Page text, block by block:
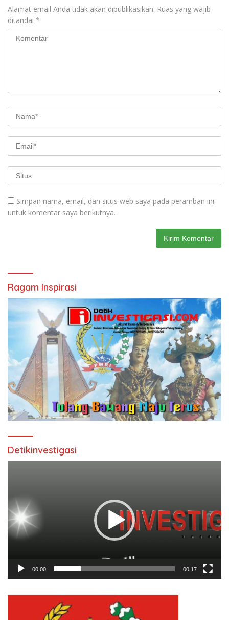
Alamat email Anda tidak akan dipublikasikan. Ruas yang wajib
ditandai *
Simpan nama, email, dan situs web saya pada peramban ini
untuk komentar saya berikutnya.
Ragam Inspirasi
Detikinvestigasi
00:00 00:17